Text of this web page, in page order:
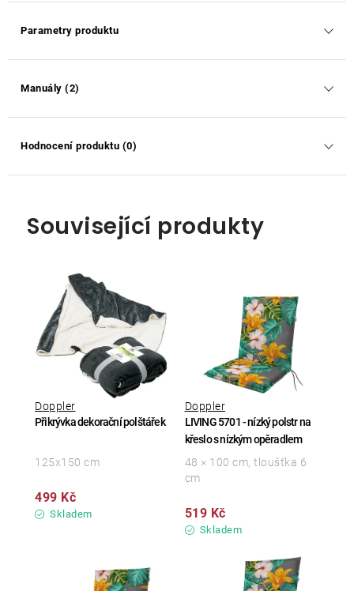
Parametry produktu
Manuály (2)
Hodnocení produktu (0)
Související produkty
Přikrývka dekorační polštářek
Doppler
Skladem
499 Kč
125x150 cm
LIVING 5701 - nízký polstr na
křeslo s nízkým opěradlem
Doppler
Skladem
519 Kč
48 × 100 cm, tloušťka 6
cm